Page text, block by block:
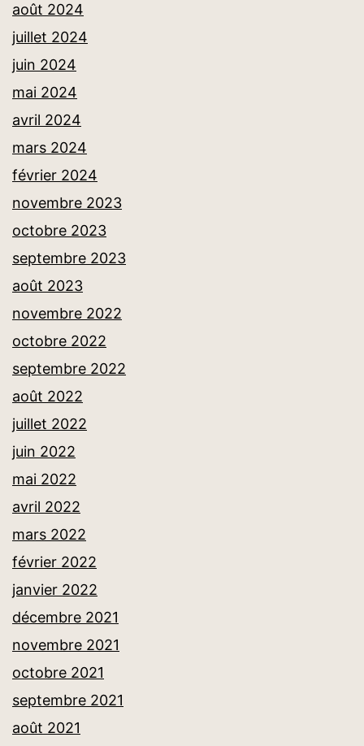
août 2024
juillet 2024
juin 2024
mai 2024
avril 2024
mars 2024
février 2024
novembre 2023
octobre 2023
septembre 2023
août 2023
novembre 2022
octobre 2022
septembre 2022
août 2022
juillet 2022
juin 2022
mai 2022
avril 2022
mars 2022
février 2022
janvier 2022
décembre 2021
novembre 2021
octobre 2021
septembre 2021
août 2021